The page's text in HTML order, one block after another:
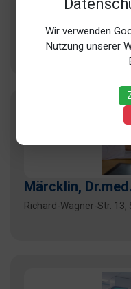
Wir verwenden
Nutzung unserer
Zeppelinstr. 1, 50667
Märcklin, Dr.med.
Richard-Wagner-Str.